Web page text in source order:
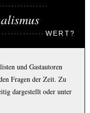
WERT?
und Gastautoren
Fragen der Zeit. Zu
dargestellt oder unter